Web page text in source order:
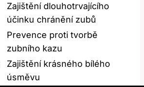
Zajištění ‌dlouhotrvajícího
účinku chránění zubů
Prevence proti tvorbě
zubního kazu
Zajištění krásného bílého
úsměvu